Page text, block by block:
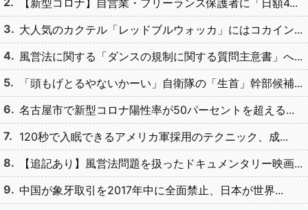
大人気のカクテル「レッドブルウォッカ」にはコカイン...
風営法に関する「ダンスの規制に関する質問主意書」へ...
「頭もげとるやないかーい」自衛隊の「生首」幹部候補...
名古屋市で新型コロナ陽性率が50パーセントを超える...
120秒で入眠できるアメリカ軍採用のテクニック、成...
【追記あり】風営法問題を扱ったドキュメンタリー映画...
中国が象牙取引を2017年中に全面禁止、日本が世界...